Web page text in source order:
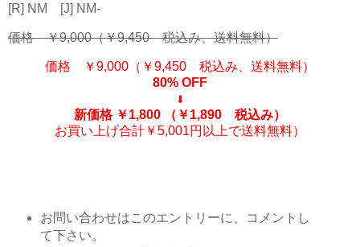
[R] NM [J] NM-
価格 ￥9,000（￥9,450 税込み、送料無料）
価格 ￥9,000（￥9,450 税込み、送料無料）
80% OFF
⬇
新価格 ￥1,800
（￥1,890 税込み）
お買い上げ合計￥5,001円以上で送料無料）
お問い合わせはこのエントリーに、コメントし
て下さい。